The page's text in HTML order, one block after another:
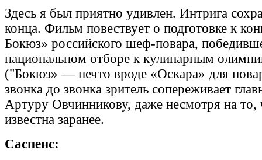
Здесь я был приятно удивлен. Интрига
конца. Фильм повествует о подготовке к
Бокюз» российского шеф-повара,
национальном отборе к кулинарным
("Бокюз» — нечто вроде «Оскара» для
звонка до звонка зритель сопереживает
Артуру Овчинникову, даже несмотря на то,
известна заранее.
Саспенс: